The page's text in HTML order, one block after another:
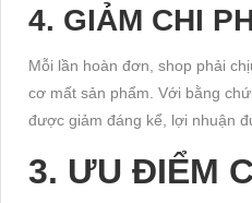
4. GIẢM CHI
Mỗi lần hoàn đơn, shop phải
cơ mất sản phẩm. Với bằng
được giảm đáng kể, lợi nhuận
3. ƯU ĐIỂM